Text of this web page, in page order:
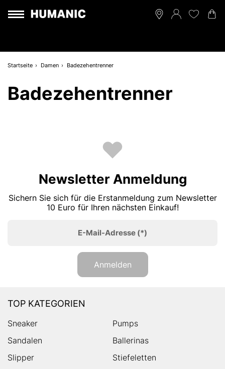
Startseite Damen Badezehentrenner
Badezehentrenner
Newsletter Anmeldung
Sichern Sie sich für die Erstanmeldung zum Newsletter
10 Euro für Ihren nächsten Einkauf!
E-Mail-Adresse (*)
Anmelden
TOP KATEGORIEN
Sneaker
Pumps
Sandalen
Ballerinas
Slipper
Stiefeletten